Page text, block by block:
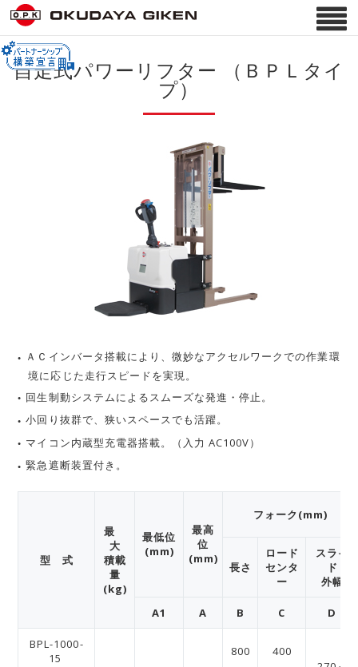
自走式パワーリフター （ＢＰＬタイ
プ）
ＡＣインバータ搭載により、微妙なアクセルワークでの作業環
境に応じた走行スピードを実現。
回生制動システムによるスムーズな発進・停止。
小回り抜群で、狭いスペースでも活躍。
マイコン内蔵型充電器搭載。（入力 AC100V）
緊急遮断装置付き。
型 式
最
大
積載
量
(kg)
最低位
(mm)
最高
位
(mm)
フォーク(mm)
長さ
ロード
センタ
ー
スライ
ド
外幅
A1 A B C D
BPL-1000-
15
800
400